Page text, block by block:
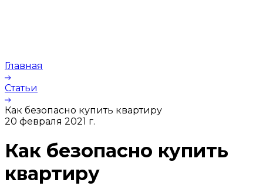
Главная
Статьи
Как безопасно купить квартиру
20 февраля 2021 г.
Как безопасно купить
квартиру